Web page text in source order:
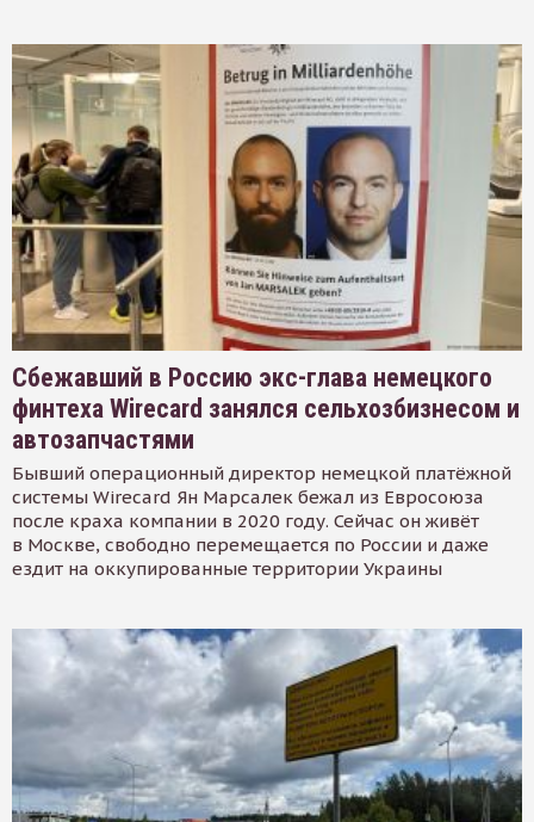
Сбежавший в Россию экс-глава немецкого
финтеха Wirecard занялся сельхозбизнесом и
автозапчастями
Бывший операционный директор немецкой платёжной
системы Wirecard Ян Марсалек бежал из Евросоюза
после краха компании в 2020 году. Сейчас он живёт
в Москве, свободно перемещается по России и даже
ездит на оккупированные территории Украины